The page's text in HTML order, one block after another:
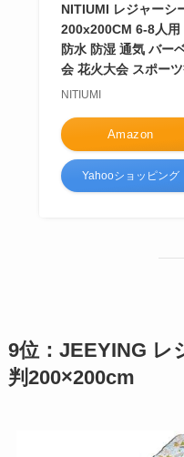
NITIUMI レジャーシ
200x200CM 6-8人用
防水 防湿 通気 バー
会 花火大会 スポー
NITIUMI
Amazon
Yahooショッピング
9位：JEEYING レ
判200×200cm